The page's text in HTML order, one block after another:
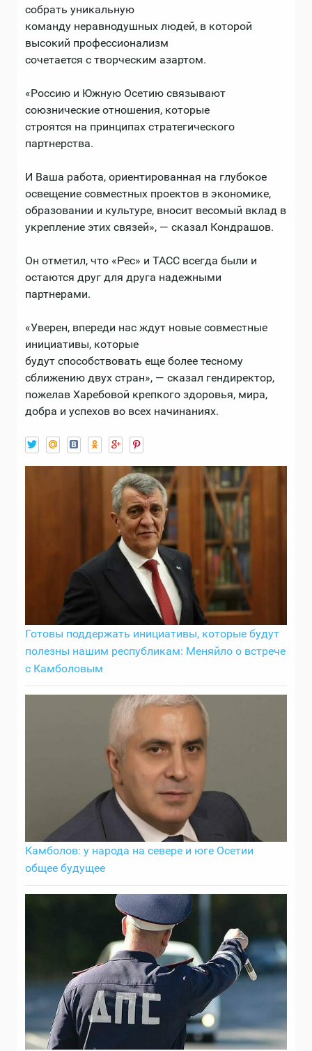
собрать уникальную
команду неравнодушных людей, в которой
высокий профессионализм
сочетается с творческим азартом.
«Россию и Южную Осетию связывают
союзнические отношения, которые
строятся на принципах стратегического
партнерства.
И Ваша работа, ориентированная на глубокое
освещение совместных проектов в экономике,
образовании и культуре, вносит весомый вклад в
укрепление этих связей», — сказал Кондрашов.
Он отметил, что «Рес» и ТАСС всегда были и
остаются друг для друга надежными
партнерами.
«Уверен, впереди нас ждут новые совместные
инициативы, которые
будут способствовать еще более тесному
сближению двух стран», — сказал гендиректор,
пожелав Харебовой крепкого здоровья, мира,
добра и успехов во всех начинаниях.
Готовы поддержать инициативы, которые будут
полезны нашим республикам: Меняйло о встрече
с Камболовым
Камболов: у народа на севере и юге Осетии
общее будущее